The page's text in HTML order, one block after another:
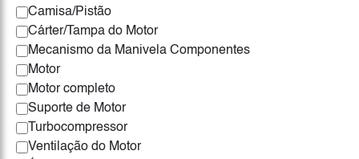
Camisa/Pistão
Cárter/Tampa do Motor
Mecanismo da Manivela Componentes
Motor
Motor completo
Suporte de Motor
Turbocompressor
Ventilação do Motor